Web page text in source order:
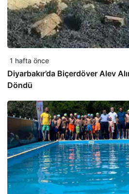
1 hafta önce
Diyarbakır’da Biçerdöver Alev
Döndü